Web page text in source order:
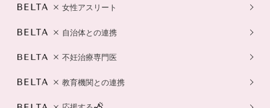
女性アスリート
自治体との連携
不妊治療専門医
教育機関との連携